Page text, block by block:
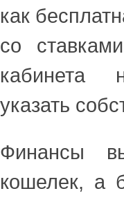
как
со
кабинета
указать
Финансы
кошелек, а